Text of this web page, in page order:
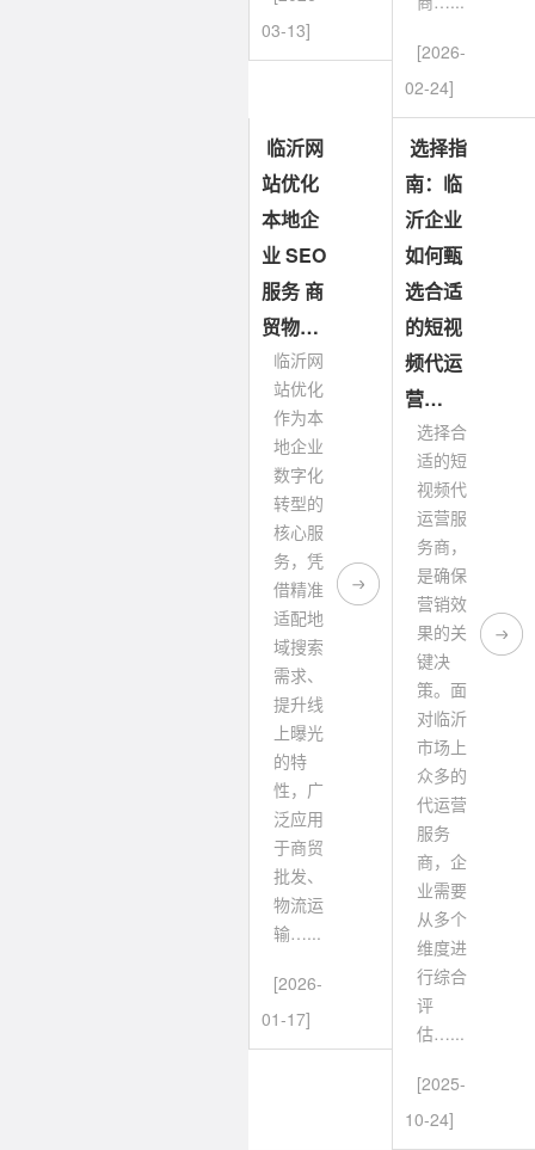
03-13]
[2026-
02-24]
临沂网
站优化
本地企
业 SEO
服务 商
贸物…
临沂网
站优化
作为本
地企业
数字化
转型的
核心服
务，凭
借精准
适配地
域搜索
需求、
提升线
上曝光
的特
性，广
泛应用
于商贸
批发、
物流运
输…...
[2026-
01-17]
选择指
南：临
沂企业
如何甄
选合适
的短视
频代运
营…
选择合
适的短
视频代
运营服
务商，
是确保
营销效
果的关
键决
策。面
对临沂
市场上
众多的
代运营
服务
商，企
业需要
从多个
维度进
行综合
评
估…...
[2025-
10-24]